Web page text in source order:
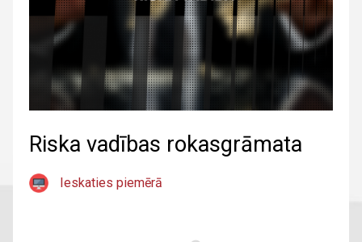
Riska vadības rokasgrāmata
Ieskaties piemērā